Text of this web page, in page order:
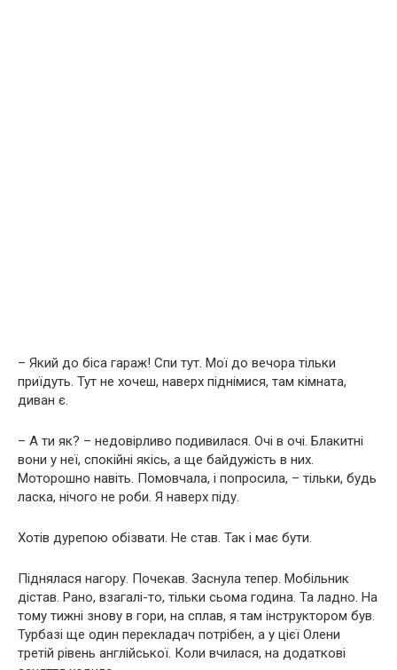
– Який до біса гараж! Спи тут. Мої до вечора тільки
приїдуть. Тут не хочеш, наверх піднімися, там кімната,
диван є.
– А ти як? – недовірливо подивилася. Очі в очі. Блакитні
вони у неї, спокійні якісь, а ще байдужість в них.
Моторошно навіть. Помовчала, і попросила, – тільки, будь
ласка, нічого не роби. Я наверх піду.
Хотів дурепою обізвати. Не став. Так і має бути.
Піднялася нагору. Почекав. Заснула тепер. Мобільник
дістав. Рано, взагалі-то, тільки сьома година. Та ладно. На
тому тижні знову в гори, на сплав, я там інструктором був.
Турбазі ще один перекладач потрібен, а у цієї Олени
третій рівень англійської. Коли вчилася, на додаткові